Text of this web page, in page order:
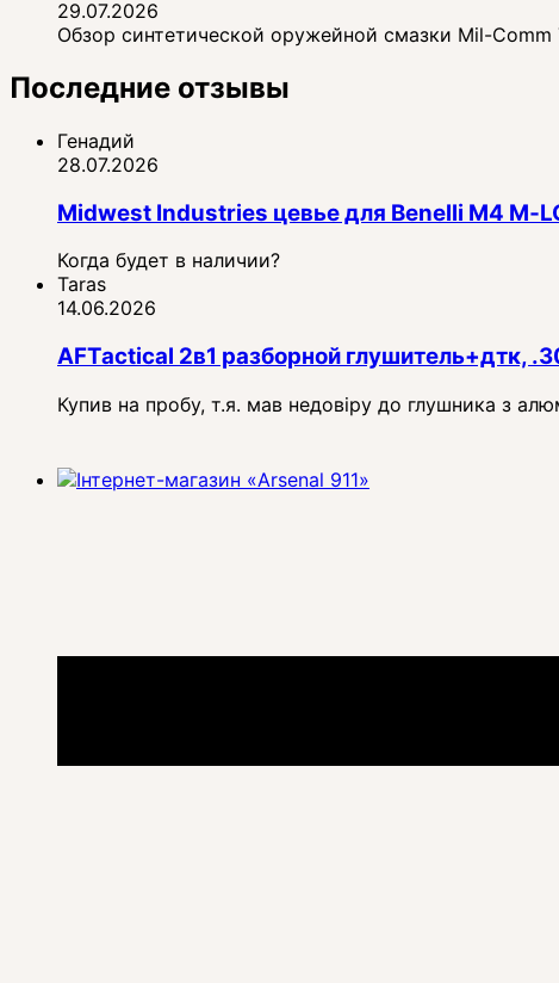
29.07.2026
Обзор синтетической оружейной смазки Mil-Comm
Последние отзывы
Генадий
28.07.2026
Midwest Industries цевье для Benelli M4
Когда будет в наличии?
Taras
14.06.2026
AFTactical 2в1 разборной глушитель+дтк,
Купив на пробу, т.я. мав недовіру до глушника з